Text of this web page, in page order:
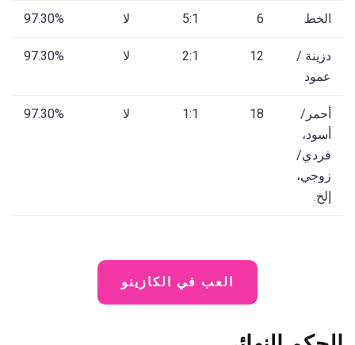
الخط 6
5:1 لا 97.30%
دزينة /
عمود
12
2:1 لا 97.30%
أحمر/
أسود،
فردي/
زوجي،
إلخ.
18
1:1 لا 97.30%
العب في الكازينو